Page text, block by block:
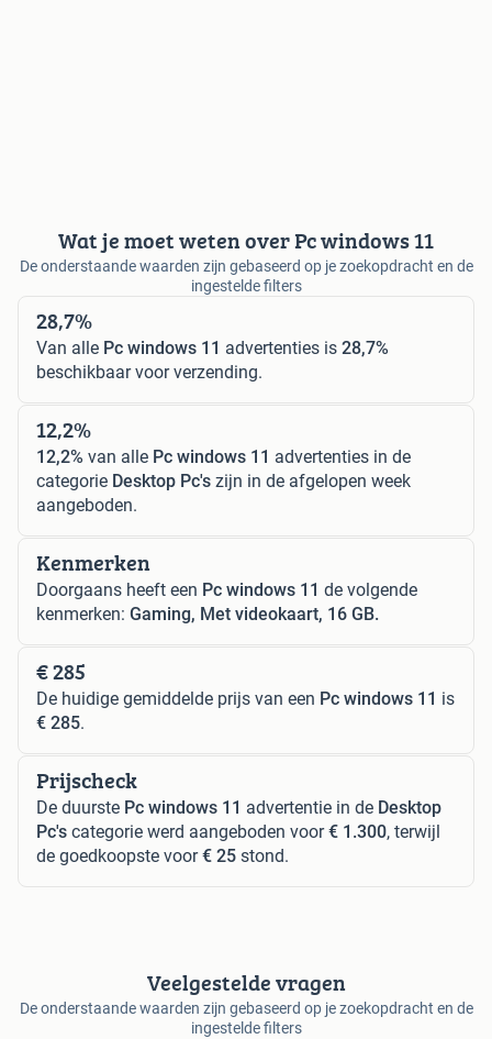
Wat je moet weten over Pc windows 11
De onderstaande waarden zijn gebaseerd op je zoekopdracht en de
ingestelde filters
28,7%
Van alle Pc windows 11 advertenties is 28,7%
beschikbaar voor verzending.
12,2%
12,2% van alle Pc windows 11 advertenties in de
categorie Desktop Pc's zijn in de afgelopen week
aangeboden.
Kenmerken
Doorgaans heeft een Pc windows 11 de volgende
kenmerken: Gaming, Met videokaart, 16 GB.
€ 285
De huidige gemiddelde prijs van een Pc windows 11 is
€ 285.
Prijscheck
De duurste Pc windows 11 advertentie in de Desktop
Pc's categorie werd aangeboden voor€ 1.300, terwijl
de goedkoopste voor€ 25 stond.
Veelgestelde vragen
De onderstaande waarden zijn gebaseerd op je zoekopdracht en de
ingestelde filters